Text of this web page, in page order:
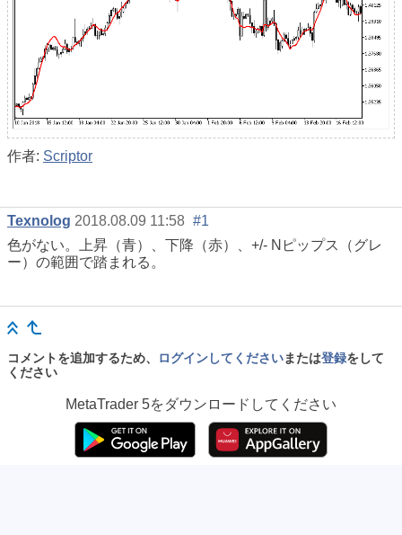
作者: Scriptor
Texnolog 2018.08.09 11:58 #1
色がない。上昇（青）、下降（赤）、+/- Nピップス（グレ
ー）の範囲で踏まれる。
コメントを追加するため、 ログインしてくださいまたは登録をして
ください
MetaTrader 5をダウンロードしてください